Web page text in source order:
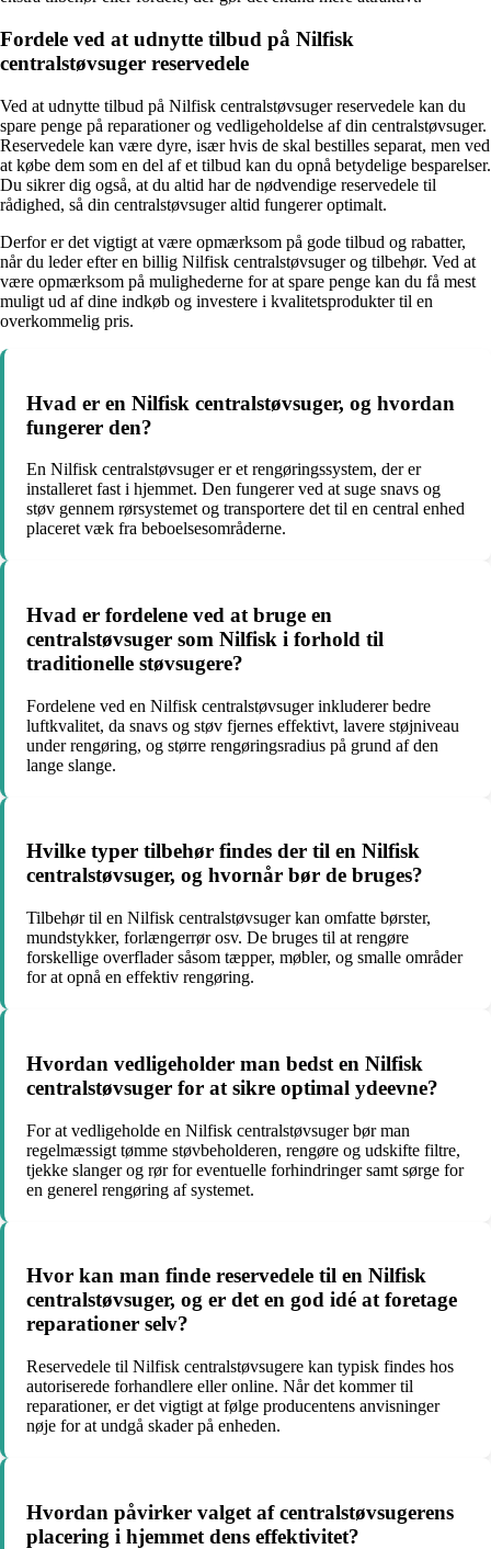
Fordele ved at udnytte tilbud på Nilfisk
centralstøvsuger reservedele
Ved at udnytte tilbud på Nilfisk centralstøvsuger reservedele kan du
spare penge på reparationer og vedligeholdelse af din centralstøvsuger.
Reservedele kan være dyre, især hvis de skal bestilles separat, men ved
at købe dem som en del af et tilbud kan du opnå betydelige besparelser.
Du sikrer dig også, at du altid har de nødvendige reservedele til
rådighed, så din centralstøvsuger altid fungerer optimalt.
Derfor er det vigtigt at være opmærksom på gode tilbud og rabatter,
når du leder efter en billig Nilfisk centralstøvsuger og tilbehør. Ved at
være opmærksom på mulighederne for at spare penge kan du få mest
muligt ud af dine indkøb og investere i kvalitetsprodukter til en
overkommelig pris.
Hvad er en Nilfisk centralstøvsuger, og hvordan
fungerer den?
En Nilfisk centralstøvsuger er et rengøringssystem, der er
installeret fast i hjemmet. Den fungerer ved at suge snavs og
støv gennem rørsystemet og transportere det til en central enhed
placeret væk fra beboelsesområderne.
Hvad er fordelene ved at bruge en
centralstøvsuger som Nilfisk i forhold til
traditionelle støvsugere?
Fordelene ved en Nilfisk centralstøvsuger inkluderer bedre
luftkvalitet, da snavs og støv fjernes effektivt, lavere støjniveau
under rengøring, og større rengøringsradius på grund af den
lange slange.
Hvilke typer tilbehør findes der til en Nilfisk
centralstøvsuger, og hvornår bør de bruges?
Tilbehør til en Nilfisk centralstøvsuger kan omfatte børster,
mundstykker, forlængerrør osv. De bruges til at rengøre
forskellige overflader såsom tæpper, møbler, og smalle områder
for at opnå en effektiv rengøring.
Hvordan vedligeholder man bedst en Nilfisk
centralstøvsuger for at sikre optimal ydeevne?
For at vedligeholde en Nilfisk centralstøvsuger bør man
regelmæssigt tømme støvbeholderen, rengøre og udskifte filtre,
tjekke slanger og rør for eventuelle forhindringer samt sørge for
en generel rengøring af systemet.
Hvor kan man finde reservedele til en Nilfisk
centralstøvsuger, og er det en god idé at foretage
reparationer selv?
Reservedele til Nilfisk centralstøvsugere kan typisk findes hos
autoriserede forhandlere eller online. Når det kommer til
reparationer, er det vigtigt at følge producentens anvisninger
nøje for at undgå skader på enheden.
Hvordan påvirker valget af centralstøvsugerens
placering i hjemmet dens effektivitet?